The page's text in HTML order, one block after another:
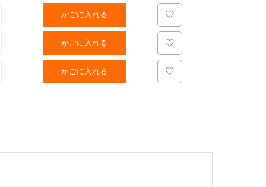
かごに入れる
かごに入れる
かごに入れる